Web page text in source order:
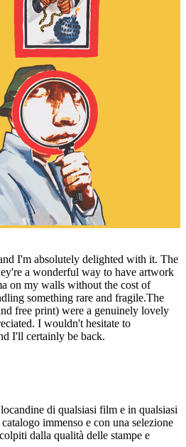
I'm absolutely delighted with it. The
a wonderful way to have artwork
on my walls without the cost of
something rare and fragile.The
free print) were a genuinely lovely
I wouldn't hesitate to
I'll certainly be back.
di qualsiasi film e in qualsiasi
immenso e con una selezione
dalla qualità delle stampe e